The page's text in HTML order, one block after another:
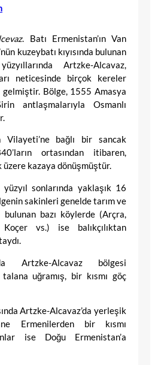
. Batı Ermenistan’ın Van
kuzeybatı kıyısında bulunan
Artzke-Alcavaz,
neticesinde birçok kereler
gelmiştir. Bölge, 1555 Amasya
antlaşmalarıyla Osmanlı
bağlı bir sancak
ortasından itibaren,
kazaya dönüşmüştür.
sonlarında yaklaşık 16
sakinleri genelde tarım ve
bulunan bazı köylerde (Arçra,
vs.) ise balıkçılıktan
Artzke-Alcavaz bölgesi
uğramış, bir kısmı göç
Artzke-Alcavaz’da yerleşik
Ermenilerden bir kısmı
ise Doğu Ermenistan’a